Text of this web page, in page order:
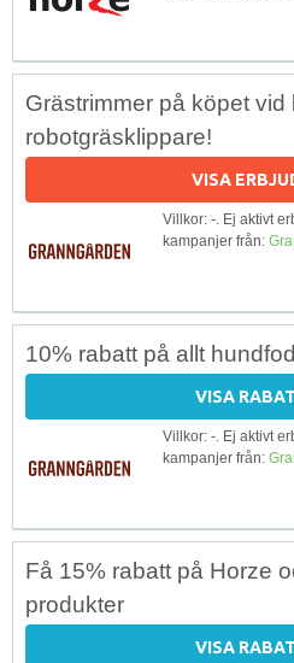
Grästrimmer på köpet
robotgräsklippare!
VISA
Villkor: -. Ej aktivt
kampanjer från:
10% rabatt på allt
VISA
Villkor: -. Ej aktivt
kampanjer från:
Få 15% rabatt på Horze
produkter
VISA